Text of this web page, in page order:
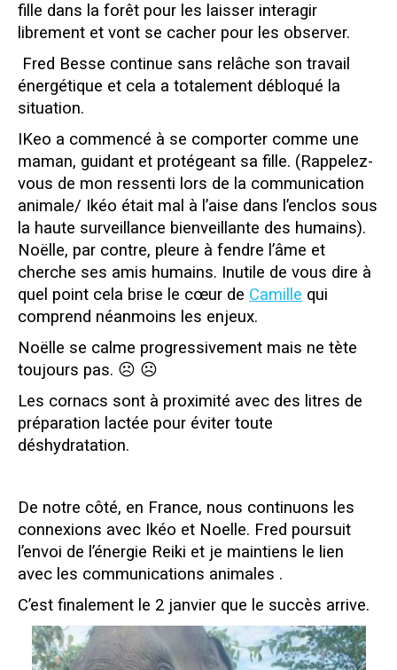
fille dans la forêt pour les laisser interagir
librement et vont se cacher pour les observer.
Fred Besse continue sans relâche son travail
énergétique et cela a totalement débloqué la
situation.
IKeo a commencé à se comporter comme une
maman, guidant et protégeant sa fille. (Rappelez-
vous de mon ressenti lors de la communication
animale/ Ikéo était mal à l’aise dans l’enclos sous
la haute surveillance bienveillante des humains).
Noëlle, par contre, pleure à fendre l’âme et
cherche ses amis humains. Inutile de vous dire à
quel point cela brise le cœur de Camille qui
comprend néanmoins les enjeux.
Noëlle se calme progressivement mais ne tète
toujours pas. ☹ ☹
Les cornacs sont à proximité avec des litres de
préparation lactée pour éviter toute
déshydratation.
De notre côté, en France, nous continuons les
connexions avec Ikéo et Noelle. Fred poursuit
l’envoi de l’énergie Reiki et je maintiens le lien
avec les communications animales .
C’est finalement le 2 janvier que le succès arrive.